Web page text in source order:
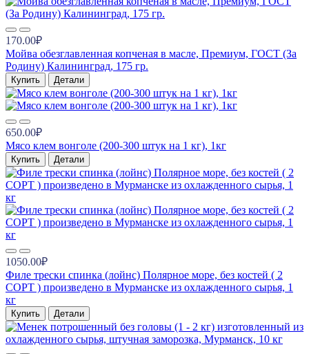
170.00₽
Мойва обезглавленная копченая в масле, Премиум, ГОСТ (За
Родину) Калининград, 175 гр.
Купить Детали
650.00₽
Мясо клем вонголе (200-300 штук на 1 кг), 1кг
Купить Детали
1050.00₽
Филе трески спинка (лойнс) Полярное море, без костей ( 2
СОРТ ) произведено в Мурманске из охлажденного сырья, 1
кг
Купить Детали